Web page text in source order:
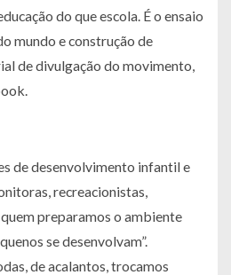
do que escola. É o ensaio
mundo e construção de
de divulgação do movimento,
de desenvolvimento infantil e
recreacionistas,
preparamos o ambiente
se desenvolvam”.
de acalantos, trocamos